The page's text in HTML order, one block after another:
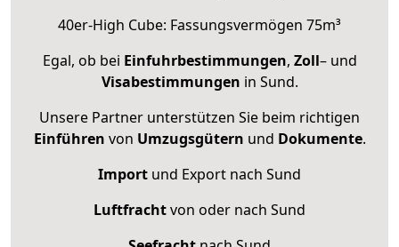
40er-High Cube: Fassungsvermögen 75m³
Egal, ob bei Einfuhrbestimmungen, Zoll– und
Visabestimmungen in Sund.
Unsere Partner unterstützen Sie beim richtigen
Einführen von Umzugsgütern und Dokumente.
Import und Export nach Sund
Luftfrachtvon oder nach Sund